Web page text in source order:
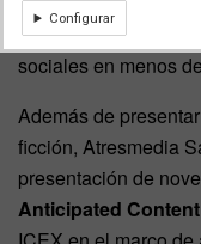
millones de
sociales en menos
Además de
ficción, Atresmedia
presentación de
Anticipated Content
Configurar